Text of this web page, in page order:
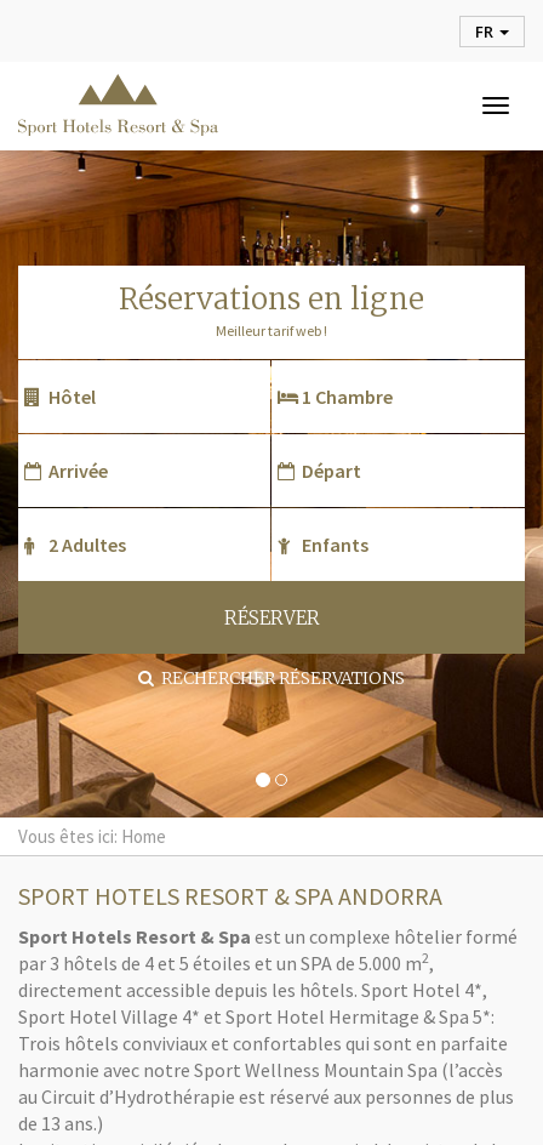
FR
réservations en ligne
Meilleur tarif web !
RÉSERVER
RECHERCHER RÉSERVATIONS
Vous êtes ici: Home
SPORT HOTELS RESORT & SPA ANDORRA
Sport Hotels Resort & Spa est un complexe hôtelier formé
par 3 hôtels de 4 et 5 étoiles et un SPA de 5.000 m2,
directement accessible depuis les hôtels. Sport Hotel 4*,
Sport Hotel Village 4* et Sport Hotel Hermitage & Spa 5*:
Trois hôtels conviviaux et confortables qui sont en parfaite
harmonie avec notre Sport Wellness Mountain Spa (l’accès
au Circuit d’Hydrothérapie est réservé aux personnes de plus
de 13 ans.)